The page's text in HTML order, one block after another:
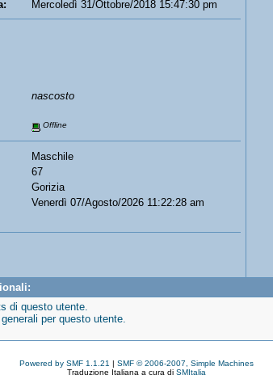
Mercoledì 31/Ottobre/2018 15:47:30 pm
nascosto
Offline
Maschile
67
Gorizia
Venerdì 07/Agosto/2026 11:22:28 am
di questo utente.
per questo utente.
Powered by SMF 1.1.21 | SMF © 2006-2007, Simple Machines
Traduzione Italiana a cura di SMItalia